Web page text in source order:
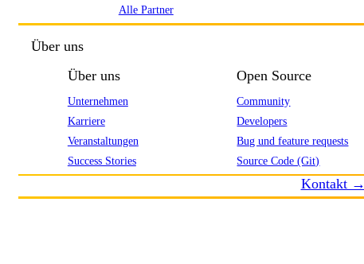
Alle Partner
Über uns
Über uns
Unternehmen
Karriere
Veranstaltungen
Success Stories
Open Source
Community
Developers
Bug und feature requests
Source Code (Git)
Kontakt →